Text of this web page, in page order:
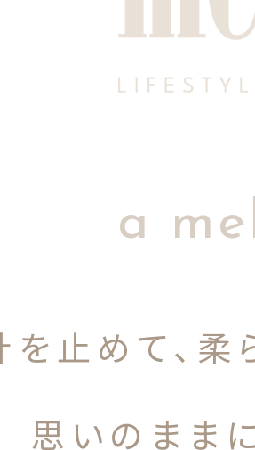
a
を止めて、柔
思いのまま